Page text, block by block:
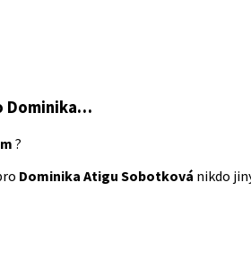
Dominika…
?
Dominika Atigu Sobotková nikdo